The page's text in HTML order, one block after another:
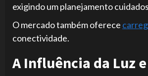
exigindo um planejamento
O mercado também oferece
conectividade.
A Influência da Luz